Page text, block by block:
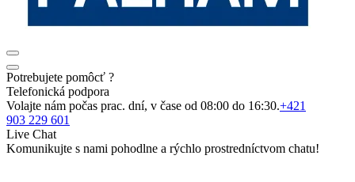
Potrebujete pomôcť ?
Telefonická podpora
Volajte nám počas prac. dní, v čase od 08:00 do 16:30.+421
903 229 601
Live Chat
Komunikujte s nami pohodlne a rýchlo prostredníctvom chatu!